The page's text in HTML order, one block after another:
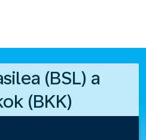
(BSL) a
(BKK)